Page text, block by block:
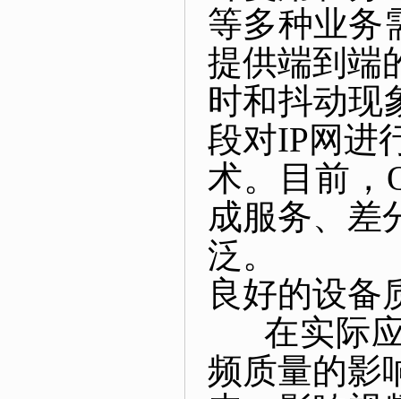
等多种业务
提供端到端
时和抖动现
段对IP网进
术。目前，
成服务、差
泛。
良好的设备
在实际应
频质量的影